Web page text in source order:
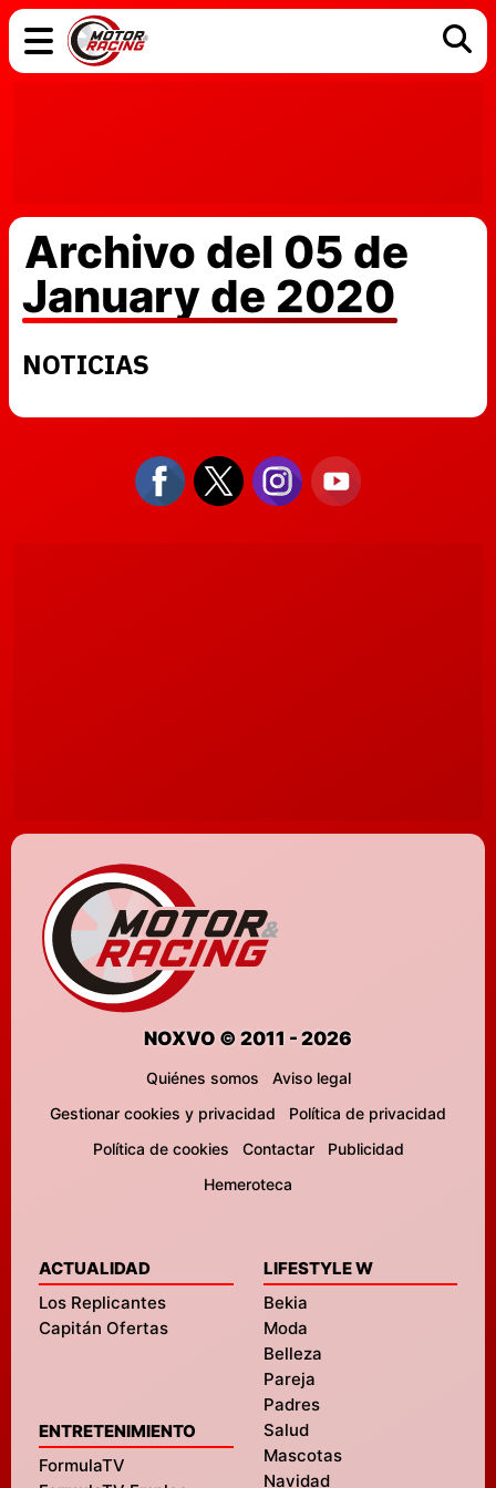
Archivo del 05 de
January de 2020
NOTICIAS
NOXVO © 2011 - 2026
Quiénes somos
Aviso legal
Gestionar cookies y privacidad
Política de privacidad
Política de cookies
Contactar
Publicidad
Hemeroteca
ACTUALIDAD
Los Replicantes
Capitán Ofertas
ENTRETENIMIENTO
FormulaTV
LIFESTYLE W
Bekia
Moda
Belleza
Pareja
Padres
Salud
Mascotas
Navidad